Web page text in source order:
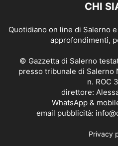
CHI
Quotidiano on line di Salerno
approfondimenti,
© Gazzetta di Salerno
presso tribunale di Salerno
n. ROC
direttore:
WhatsApp &
email pubblicità:
Privacy